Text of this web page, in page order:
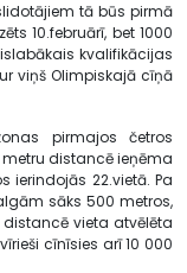
tā būs pirmā
10.februārī, bet 1000
kvalifikācijas
viņš Olimpiskajā cīņā
pirmajos četros
distancē ieņēma
ierindojās 22.vietā. Pa
sāks 500 metros,
distancē vieta atvēlēta
cīnīsies arī 10 000